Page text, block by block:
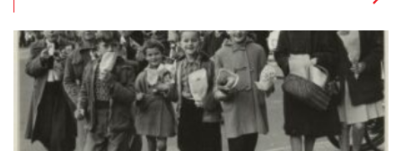
eeuw overleefd.